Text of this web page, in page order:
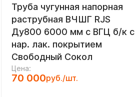
Труба чугунная напорная
раструбная ВЧШГ RJS
Ду800 6000 мм с ВГЦ б/к с
нар. лак. покрытием
Свободный Сокол
Цена:
70 000руб./шт.